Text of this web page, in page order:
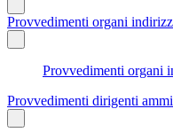
Provvedimenti organi
Provvedimenti organi
Provvedimenti dirigenti